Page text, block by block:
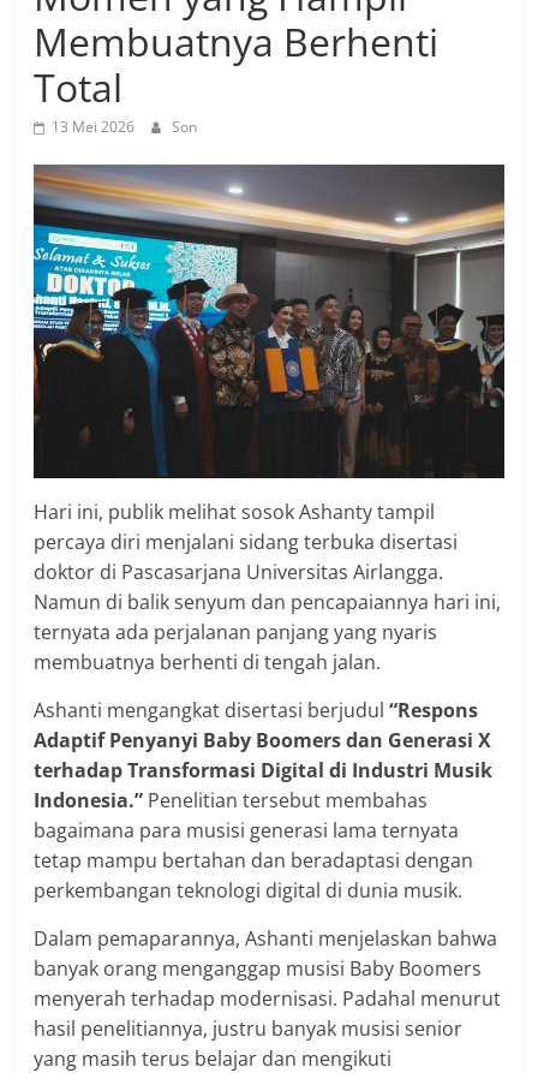
Membuatnya Berhenti
Total
13 Mei 2026 Son
Hari ini, publik melihat sosok Ashanty tampil
percaya diri menjalani sidang terbuka disertasi
doktor di Pascasarjana Universitas Airlangga.
Namun di balik senyum dan pencapaiannya hari ini,
ternyata ada perjalanan panjang yang nyaris
membuatnya berhenti di tengah jalan.
Ashanti mengangkat disertasi berjudul“Respons
Adaptif Penyanyi Baby Boomers dan Generasi X
terhadap Transformasi Digital di Industri Musik
Indonesia.” Penelitian tersebut membahas
bagaimana para musisi generasi lama ternyata
tetap mampu bertahan dan beradaptasi dengan
perkembangan teknologi digital di dunia musik.
Dalam pemaparannya, Ashanti menjelaskan bahwa
banyak orang menganggap musisi Baby Boomers
menyerah terhadap modernisasi. Padahal menurut
hasil penelitiannya, justru banyak musisi senior
yang masih terus belajar dan mengikuti